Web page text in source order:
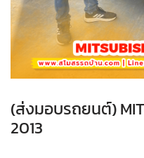
(ส่งมอบรถยนต์)
2013